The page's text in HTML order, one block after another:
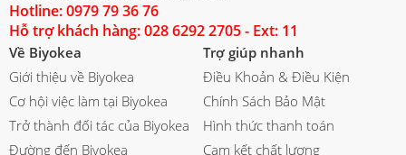
Hotline: 0979 79 36 76
Hỗ trợ khách hàng: 028 6292 2705 - Ext: 11
Về Biyokea
Giới thiệu về Biyokea
Cơ hội việc làm tại Biyokea
Trở thành đối tác của Biyokea
Đường đến Biyokea
Trợ giúp nhanh
Điều Khoản & Điều Kiện
Chính Sách Bảo Mật
Hình thức thanh toán
Cam kết chất lượng